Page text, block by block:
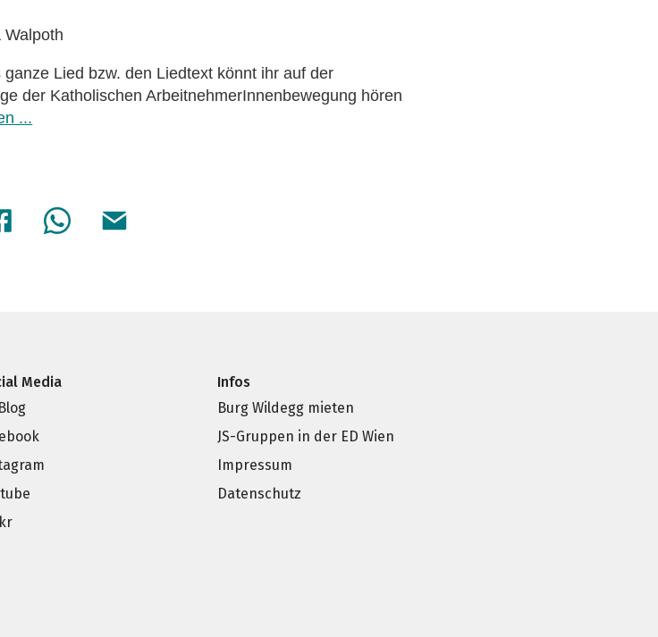
Walpoth
ganze Lied bzw. den Liedtext könnt ihr auf der
der Katholischen ArbeitnehmerInnenbewegung hören
...
Media
Infos
Burg Wildegg mieten
JS-Gruppen in der ED Wien
Impressum
Datenschutz